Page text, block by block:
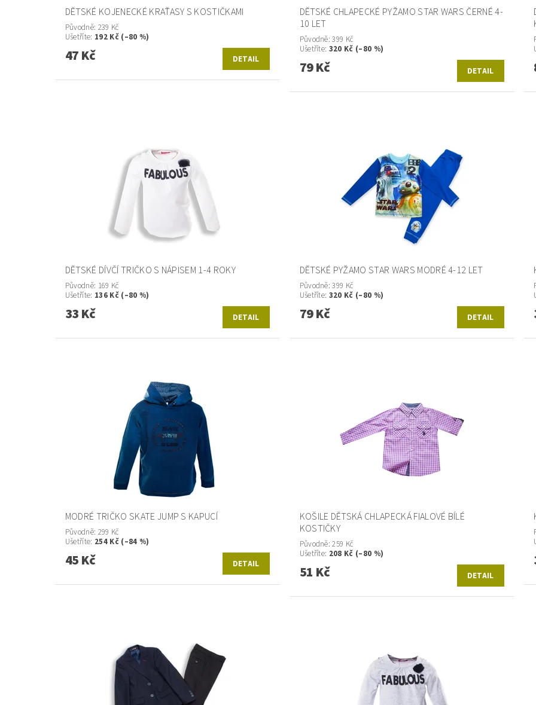
DĚTSKÉ KOJENECKÉ KRAŤASY S KOSTIČKAMI
Původně: 239 Kč
Ušetříte: 192 Kč (–80 %)
47 Kč DETAIL
DĚTSKÉ CHLAPECKÉ PYŽAMO STAR WARS ČERNÉ 4-
10 LET
Původně:399 Kč
Ušetříte: 320 Kč (–80 %)
79 Kč DETAIL
DĚTSKÉ DÍVČÍ TRIČKO S NÁPISEM 1-4 ROKY
Původně: 169 Kč
Ušetříte: 136 Kč (–80 %)
33 Kč DETAIL
DĚTSKÉ PYŽAMO STAR WARS MODRÉ 4-12 LET
Původně:399 Kč
Ušetříte: 320 Kč (–80 %)
79 Kč DETAIL
MODRÉ TRIČKO SKATE JUMP S KAPUCÍ
Původně: 299 Kč
Ušetříte: 254 Kč (–84 %)
45 Kč DETAIL
KOŠILE DĚTSKÁ CHLAPECKÁ FIALOVÉ BÍLÉ
KOSTIČKY
Původně:259 Kč
Ušetříte: 208 Kč (–80 %)
51 Kč DETAIL